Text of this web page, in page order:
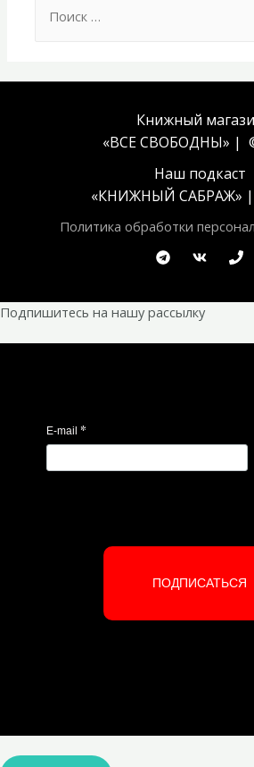
for:
Книжный
«ВСЕ СВОБОДНЫ» |
Наш подкаст
«КНИЖНЫЙ САБРАЖ»
Политика обработки
Подпишитесь на нашу рассылку
E-mail *
ПОДПИСАТЬСЯ